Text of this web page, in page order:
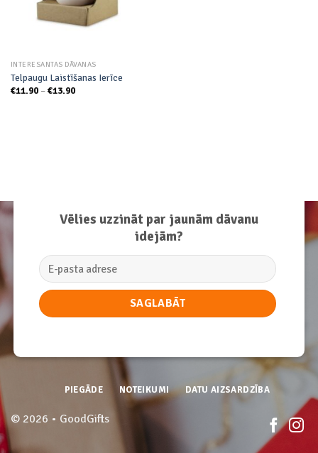
INTERESANTAS DĀVANAS
Telpaugu Laistīšanas Ierīce
€11.90 –€13.90Price
Vēlies uzzināt par jaunām dāvanu
idejām?
© 2026 • GoodGifts
PIEGĀDE NOTEIKUMI DATU AIZSARDZĪBA